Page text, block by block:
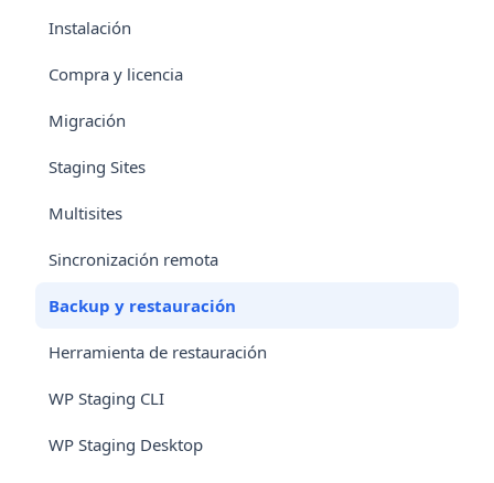
Instalación
Compra y licencia
Migración
Staging Sites
Multisites
Sincronización remota
Backup y restauración
Herramienta de restauración
WP Staging CLI
WP Staging Desktop